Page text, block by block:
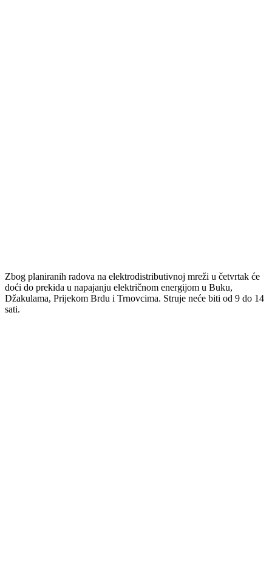
Zbog planiranih radova na elektrodistributivnoj mreži u četvrtak će
doći do prekida u napajanju električnom energijom u Buku,
Džakulama, Prijekom Brdu i Trnovcima. Struje neće biti od 9 do 14
sati.